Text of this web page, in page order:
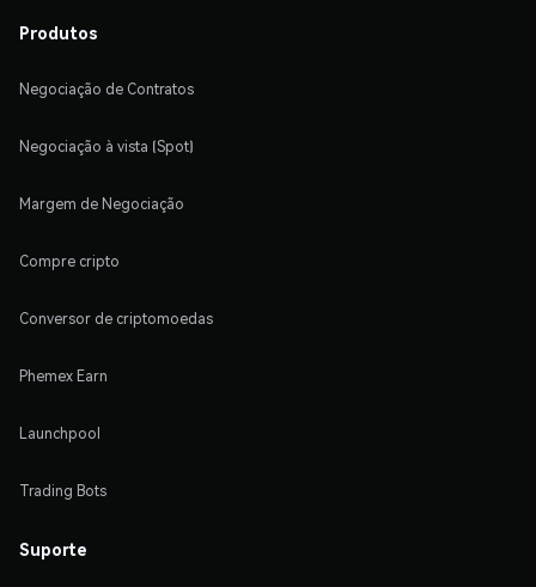
Produtos
Negociação de Contratos
Negociação à vista (Spot)
Margem de Negociação
Compre cripto
Conversor de criptomoedas
Phemex Earn
Launchpool
Trading Bots
Suporte